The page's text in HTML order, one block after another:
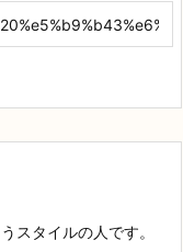
スタイルの人です。